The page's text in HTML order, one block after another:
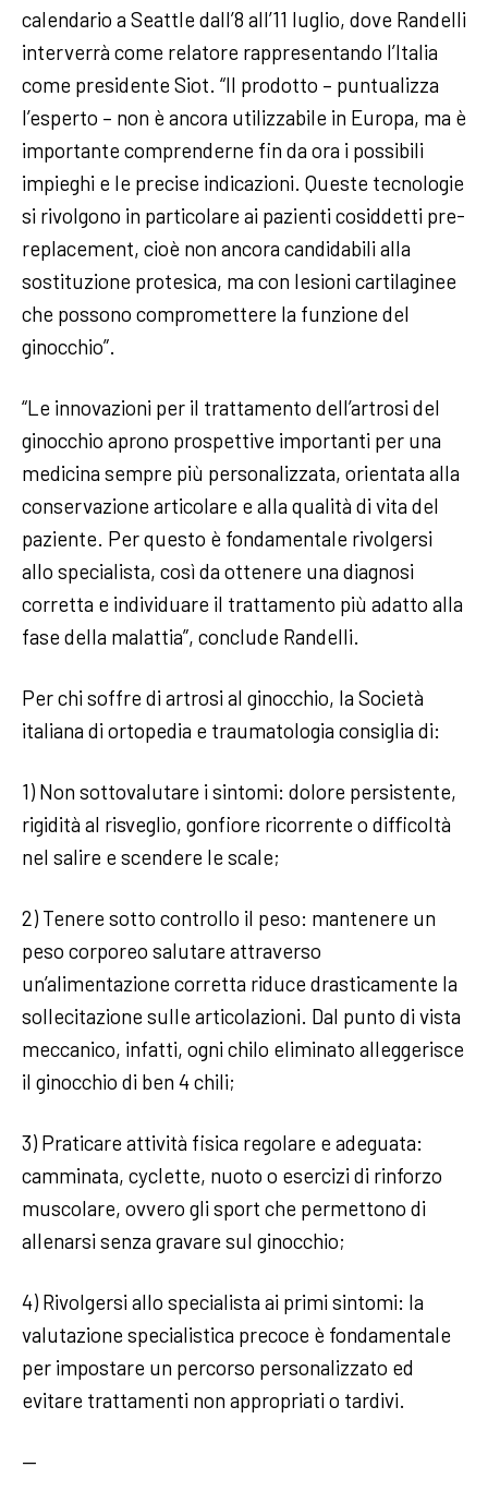
calendario a Seattle dall’8 all’11 luglio, dove Randelli
interverrà come relatore rappresentando l’Italia
come presidente Siot. “Il prodotto – puntualizza
l’esperto – non è ancora utilizzabile in Europa, ma è
importante comprenderne fin da ora i possibili
impieghi e le precise indicazioni. Queste tecnologie
si rivolgono in particolare ai pazienti cosiddetti pre-
replacement, cioè non ancora candidabili alla
sostituzione protesica, ma con lesioni cartilaginee
che possono compromettere la funzione del
ginocchio”.
“Le innovazioni per il trattamento dell’artrosi del
ginocchio aprono prospettive importanti per una
medicina sempre più personalizzata, orientata alla
conservazione articolare e alla qualità di vita del
paziente. Per questo è fondamentale rivolgersi
allo specialista, così da ottenere una diagnosi
corretta e individuare il trattamento più adatto alla
fase della malattia”, conclude Randelli.
Per chi soffre di artrosi al ginocchio, la Società
italiana di ortopedia e traumatologia consiglia di:
1) Non sottovalutare i sintomi: dolore persistente,
rigidità al risveglio, gonfiore ricorrente o difficoltà
nel salire e scendere le scale;
2) Tenere sotto controllo il peso: mantenere un
peso corporeo salutare attraverso
un’alimentazione corretta riduce drasticamente la
sollecitazione sulle articolazioni. Dal punto di vista
meccanico, infatti, ogni chilo eliminato alleggerisce
il ginocchio di ben 4 chili;
3) Praticare attività fisica regolare e adeguata:
camminata, cyclette, nuoto o esercizi di rinforzo
muscolare, ovvero gli sport che permettono di
allenarsi senza gravare sul ginocchio;
4) Rivolgersi allo specialista ai primi sintomi: la
valutazione specialistica precoce è fondamentale
per impostare un percorso personalizzato ed
evitare trattamenti non appropriati o tardivi.
—